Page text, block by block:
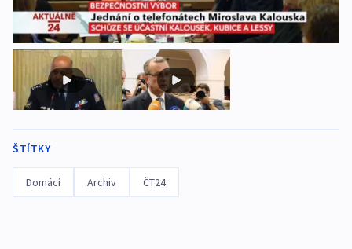
ŠTÍTKY
Domácí Archiv ČT24